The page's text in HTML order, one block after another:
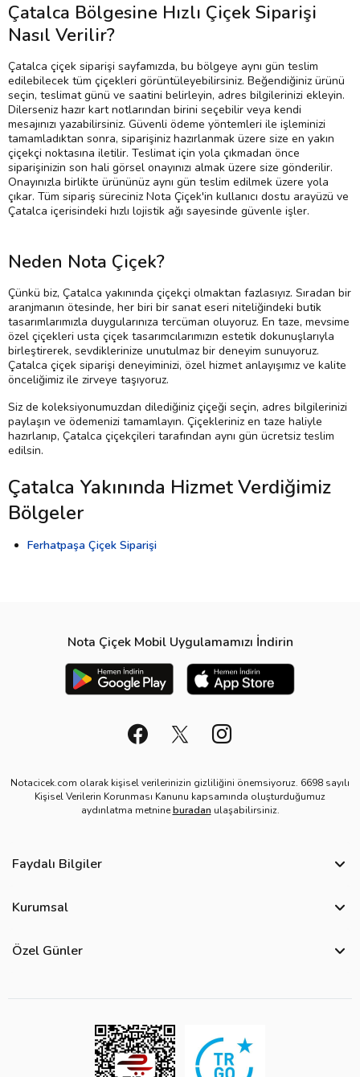
Çatalca Bölgesine Hızlı Çiçek Siparişi
Nasıl Verilir?
Çatalca çiçek siparişi sayfamızda, bu bölgeye aynı gün teslim
edilebilecek tüm çiçekleri görüntüleyebilirsiniz. Beğendiğiniz ürünü
seçin, teslimat günü ve saatini belirleyin, adres bilgilerinizi ekleyin.
Dilerseniz hazır kart notlarından birini seçebilir veya kendi
mesajınızı yazabilirsiniz. Güvenli ödeme yöntemleri ile işleminizi
tamamladıktan sonra, siparişiniz hazırlanmak üzere size en yakın
çiçekçi noktasına iletilir. Teslimat için yola çıkmadan önce
siparişinizin son hali görsel onayınızı almak üzere size gönderilir.
Onayınızla birlikte ürününüz aynı gün teslim edilmek üzere yola
çıkar. Tüm sipariş süreciniz Nota Çiçek'in kullanıcı dostu arayüzü ve
Çatalca içerisindeki hızlı lojistik ağı sayesinde güvenle işler.
Neden Nota Çiçek?
Çünkü biz, Çatalca yakınında çiçekçi olmaktan fazlasıyız. Sıradan bir
aranjmanın ötesinde, her biri bir sanat eseri niteliğindeki butik
tasarımlarımızla duygularınıza tercüman oluyoruz. En taze, mevsime
özel çiçekleri usta çiçek tasarımcılarımızın estetik dokunuşlarıyla
birleştirerek, sevdiklerinize unutulmaz bir deneyim sunuyoruz.
Çatalca çiçek siparişi deneyiminizi, özel hizmet anlayışımız ve kalite
önceliğimiz ile zirveye taşıyoruz.
Siz de koleksiyonumuzdan dilediğiniz çiçeği seçin, adres bilgilerinizi
paylaşın ve ödemenizi tamamlayın. Çiçekleriniz en taze haliyle
hazırlanıp, Çatalca çiçekçileri tarafından aynı gün ücretsiz teslim
edilsin.
Çatalca Yakınında Hizmet Verdiğimiz
Bölgeler
Ferhatpaşa Çiçek Siparişi
Nota Çiçek Mobil Uygulamamızı İndirin
Notacicek.com olarak kişisel verilerinizin gizliliğini önemsiyoruz. 6698 sayılı
Kişisel Verilerin Korunması Kanunu kapsamında oluşturduğumuz
aydınlatma metnineburadan ulaşabilirsiniz.
Faydalı Bilgiler
Site Haritası
Görsel Kontrol Süreci
Ürün Sıralama Kriterleri
Kurumsal
Üyelik Sözleşmesi
Mesafeli Satış Sözleşmesi
Özel Günler
Kadınlar Günü Çiçekleri
Sevgililer Günü Çiçekleri